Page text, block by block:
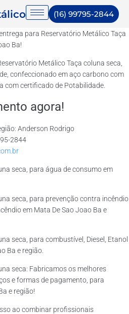
(16) 99795-2844
para Reservatório Metálico Taça
Ba!
Metálico Taça coluna seca,
confeccionado em aço carbono com
com certificado de Potabilidade.
agora!
Anderson Rodrigo
2844
seca, para água de consumo em
seca, para prevenção contra incêndio
em Mata De Sao Joao Ba e
seca, para combustível, Diesel, Etanol
Ba e região.
seca: Fabricamos os melhores
e formas de pagamento, para
e região!
ao combinar profissionais